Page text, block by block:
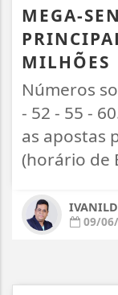
MEGA-
MILHÕES
Números
- 52 - 55 -
as apostas
(horário de
09/